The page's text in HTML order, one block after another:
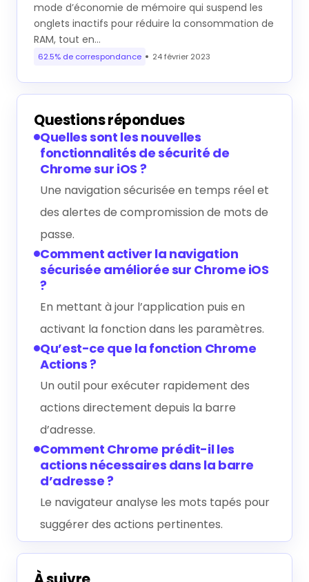
mode d’économie de mémoire qui suspend les
onglets inactifs pour réduire la consommation de
RAM, tout en…
62.5% de correspondance 24 février 2023
Questions répondues
Quelles sont les nouvelles
fonctionnalités de sécurité de
Chrome sur iOS ?
Une navigation sécurisée en temps réel et
des alertes de compromission de mots de
passe.
Comment activer la navigation
sécurisée améliorée sur Chrome iOS
?
En mettant à jour l’application puis en
activant la fonction dans les paramètres.
Qu’est-ce que la fonction Chrome
Actions ?
Un outil pour exécuter rapidement des
actions directement depuis la barre
d’adresse.
Comment Chrome prédit-il les
actions nécessaires dans la barre
d’adresse ?
Le navigateur analyse les mots tapés pour
suggérer des actions pertinentes.